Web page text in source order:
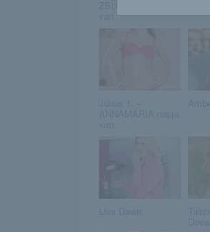
ZSUZSANNA napja
van
Július 1. –
ANNAMÁRIA napja
van
Lisa Dawn